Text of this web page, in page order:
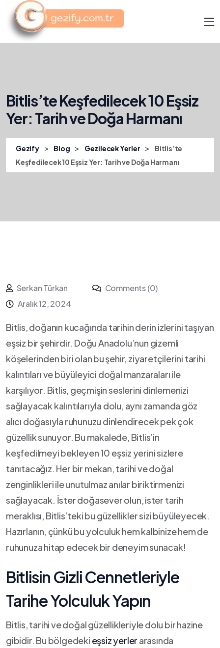
Bitlis’te Keşfedilecek 10 Eşsiz
Yer: Tarih ve Doğa Harmanı
Gezify > Blog > Gezilecek Yerler >
Bitlis’te
Keşfedilecek 10 Eşsiz Yer: Tarih ve Doğa Harmanı
Serkan Türkan
Comments (0)
Aralık 12, 2024
Bitlis, doğanın kucağında ​tarihin derin izlerini taşıyan
​eşsiz bir şehirdir.‍ Doğu Anadolu’nun gizemli
köşelerinden biri ⁤olan bu ⁣şehir,‍ ziyaretçilerini tarihi
kalıntıları ve büyüleyici doğal ​manzaraları⁤ ile
karşılıyor. Bitlis,⁤ geçmişin seslerini dinlemenizi
sağlayacak kalıntılarıyla dolu, aynı zamanda⁣ göz
alıcı doğasıyla ruhunuzu dinlendirecek pek çok
güzellik⁢ sunuyor. Bu makalede, Bitlis’in​
keşfedilmeyi bekleyen 10 eşsiz⁣ yerini sizlere
tanıtacağız. Her bir‍ mekan, tarihi ve doğal
zenginlikleri ile unutulmaz ⁢anılar biriktirmenizi
sağlayacak. İster doğasever olun, ⁤ister tarih⁤
meraklısı, Bitlis’teki ‍bu güzellikler sizi büyüleyecek.
Hazırlanın, çünkü bu yolculuk hem kalbinize hem de
ruhunuza​ hitap edecek bir deneyim ⁤sunacak!
Bitlisin Gizli ‍Cennetleriyle
Tarihe Yolculuk Yapın
Bitlis, tarihi ve doğal güzellikleriyle dolu bir hazine
gibidir. Bu bölgedeki‌ eşsiz yerler ⁤arasında